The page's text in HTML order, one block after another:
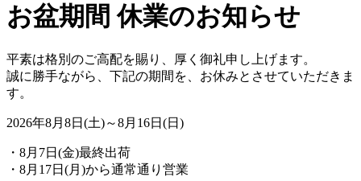
お盆期間 休業のお知らせ
平素は格別のご高配を賜り、厚く御礼申し上げます。
誠に勝手ながら、下記の期間を、お休みとさせていただきま
す。
2026年8月8日(土)～8月16日(日)
・8月7日(金)最終出荷
・8月17日(月)から通常通り営業